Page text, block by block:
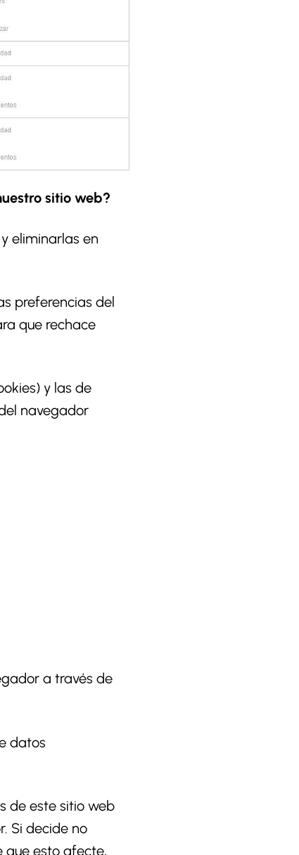
sitio web?
eliminarlas en
preferencias del
que rechace
y las de
navegador
a través de
datos
de este sitio web
Si decide no
que esto afecte,